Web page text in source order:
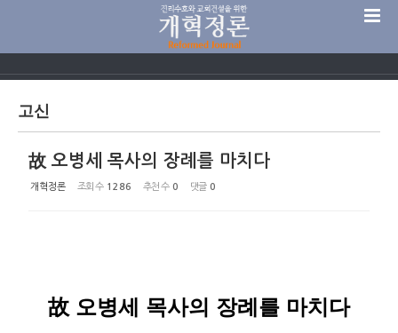
고신
故 오병세 목사의 장례를 마치다
개혁정론 조회 수 1286 추천 수 0 댓글 0
故 오병세 목사의 장례를 마치다
Sketchbook5, 스케치북5
Sketchbook5, 스케치북5